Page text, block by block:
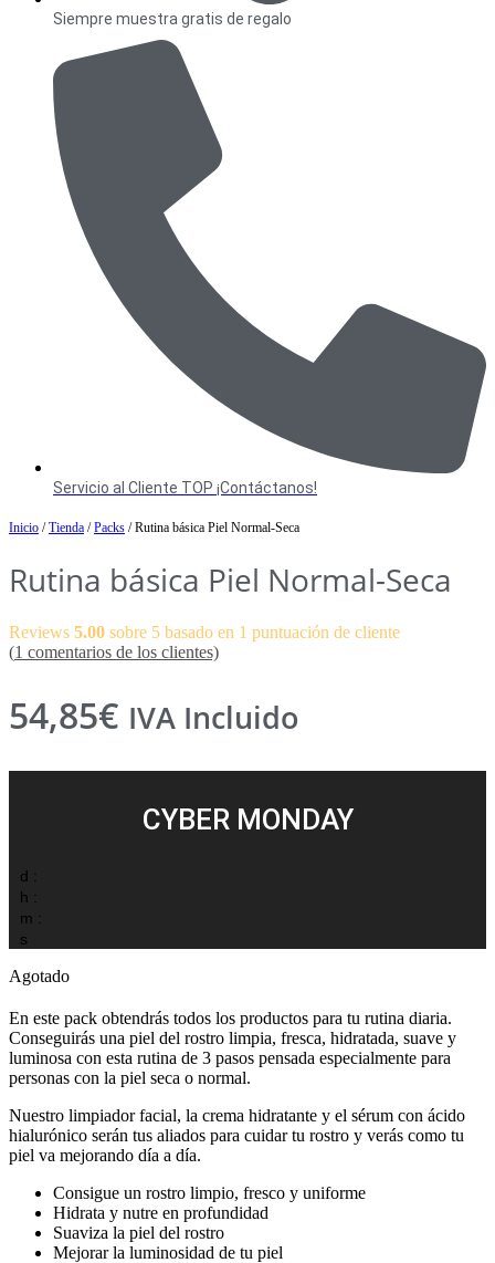
Siempre muestra gratis de regalo
Servicio al Cliente TOP ¡Contáctanos!
Inicio /Tienda /Packs / Rutina básica Piel Normal-Seca
Rutina básica Piel Normal-Seca
Reviews 5.00 sobre 5 basado en 1 puntuación de cliente
(1 comentarios de los clientes)
54,85€ IVA Incluido
CYBER MONDAY
d :
h :
m :
s
Agotado
En este pack obtendrás todos los productos para tu rutina diaria.
Conseguirás una piel del rostro limpia, fresca, hidratada, suave y
luminosa con esta rutina de 3 pasos pensada especialmente para
personas con la piel seca o normal.
Nuestro limpiador facial, la crema hidratante y el sérum con ácido
hialurónico serán tus aliados para cuidar tu rostro y verás como tu
piel va mejorando día a día.
Consigue un rostro limpio, fresco y uniforme
Hidrata y nutre en profundidad
Suaviza la piel del rostro
Mejorar la luminosidad de tu piel